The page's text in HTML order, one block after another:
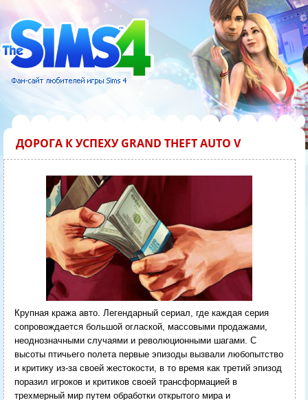
ДОРОГА К УСПЕХУ GRAND THEFT AUTO V
Крупная кража авто. Легендарный сериал, где каждая серия
сопровождается большой оглаской, массовыми продажами,
неоднозначными случаями и революционными шагами. С
высоты птичьего полета первые эпизоды вызвали любопытство
и критику из-за своей жестокости, в то время как третий эпизод
поразил игроков и критиков своей трансформацией в
трехмерный мир путем обработки открытого мира и